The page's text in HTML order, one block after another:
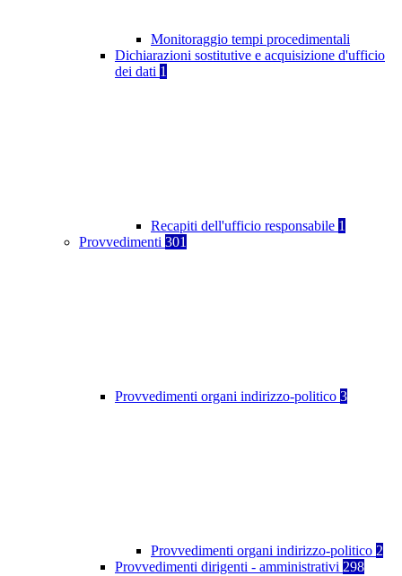
Monitoraggio tempi procedimentali
Dichiarazioni sostitutive e acquisizione d'ufficio
dei dati 1
Recapiti dell'ufficio responsabile 1
Provvedimenti 301
Provvedimenti organi indirizzo-politico 3
Provvedimenti organi indirizzo-politico 2
Provvedimenti dirigenti - amministrativi 298